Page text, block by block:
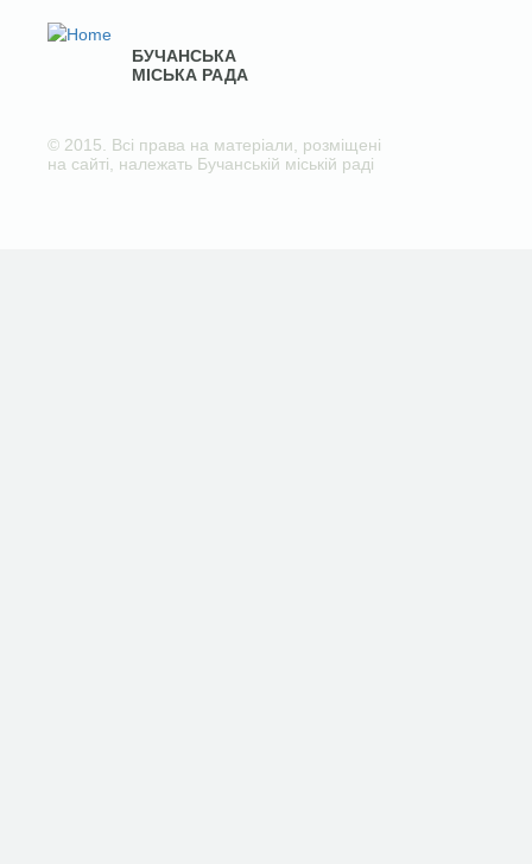
БУЧАНСЬКА
МІСЬКА РАДА
© 2015. Всі права на матеріали, розміщені
на сайті, належать Бучанській міській раді